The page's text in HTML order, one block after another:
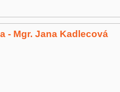
- Mgr. Jana Kadlecová